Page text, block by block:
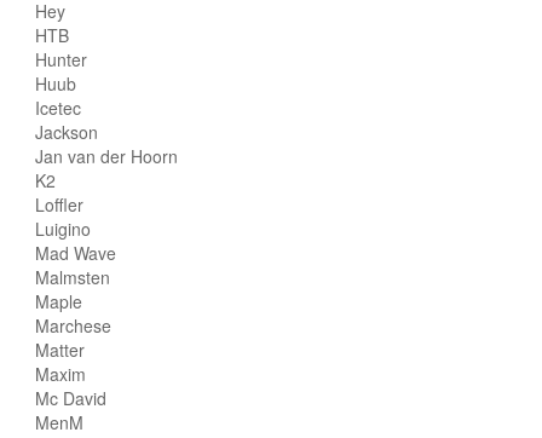
Hey
HTB
Hunter
Huub
Icetec
Jackson
Jan van der Hoorn
K2
Loffler
Luigino
Mad Wave
Malmsten
Maple
Marchese
Matter
Maxim
Mc David
MenM